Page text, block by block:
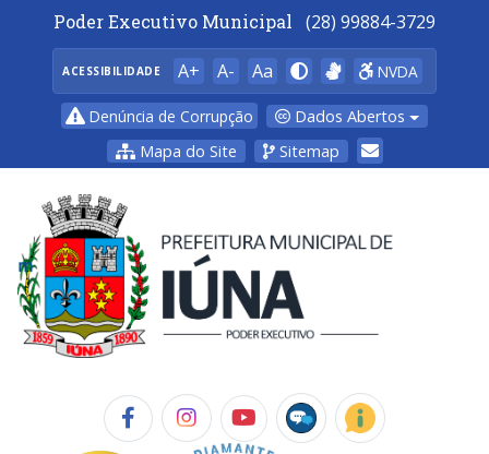
Poder Executivo Municipal (28) 99884-3729
ACESSIBILIDADE A+ A- Aa NVDA
Denúncia de Corrupção
Dados Abertos
Mapa do Site
Sitemap